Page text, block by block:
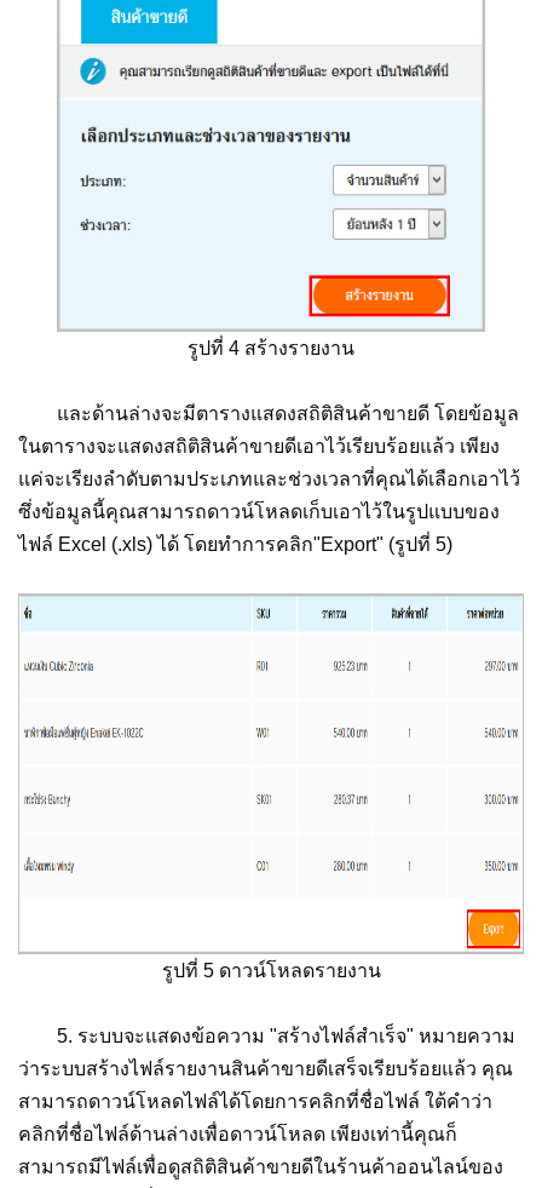
รูปที่ 4 สร้างรายงาน
และด้านล่างจะมีตารางแสดงสถิติสินค้าขายดี โดยข้อมูล
ในตารางจะแสดงสถิติสินค้าขายดีเอาไว้เรียบร้อยแล้ว เพียง
แค่จะเรียงลำดับตามประเภทและช่วงเวลาที่คุณได้เลือกเอาไว้
ซึ่งข้อมูลนี้คุณสามารถดาวน์โหลดเก็บเอาไว้ในรูปแบบของ
ไฟล์ Excel (.xls) ได้ โดยทำการคลิก"Export" (รูปที่ 5)
รูปที่ 5 ดาวน์โหลดรายงาน
5. ระบบจะแสดงข้อความ "สร้างไฟล์สำเร็จ" หมายความ
ว่าระบบสร้างไฟล์รายงานสินค้าขายดีเสร็จเรียบร้อยแล้ว คุณ
สามารถดาวน์โหลดไฟล์ได้โดยการคลิกที่ชื่อไฟล์ ใต้คำว่า
คลิกที่ชื่อไฟล์ด้านล่างเพื่อดาวน์โหลด เพียงเท่านี้คุณก็
สามารถมีไฟล์เพื่อดูสถิติสินค้าขายดีในร้านค้าออนไลน์ของ